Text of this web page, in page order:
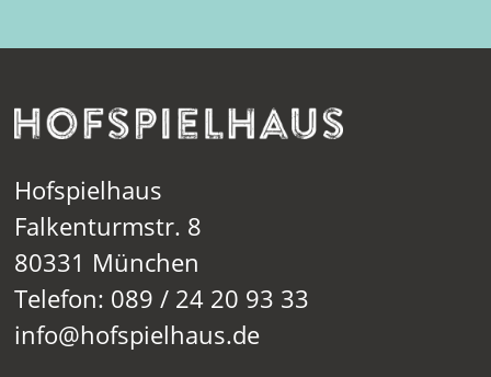
Hofspielhaus
Falkenturmstr. 8
80331 München
Telefon: 089 / 24 20 93 33
info@hofspielhaus.de